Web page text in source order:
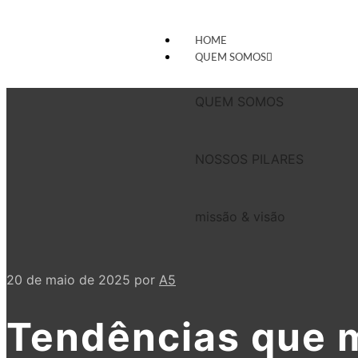
HOME
QUEM SOMOS
QUEM SOMOS
NOSSOS PILARES
missão & visão
20 de maio de 2025 por A5
Tendências que